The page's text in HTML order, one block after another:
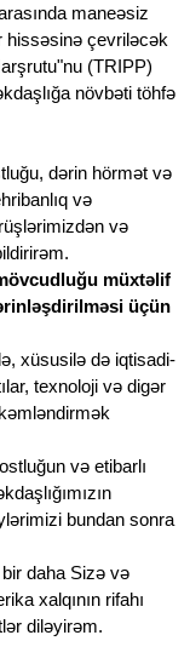
maneəsiz
hissəsinə çevriləcək
(TRIPP)
növbəti töhfə
dərin hörmət və
və
və
müxtəlif
üçün
xüsusilə də iqtisadi-
texnoloji və digər
və etibarlı
bundan sonra
daha Sizə və
xalqının rifahı
diləyirəm.